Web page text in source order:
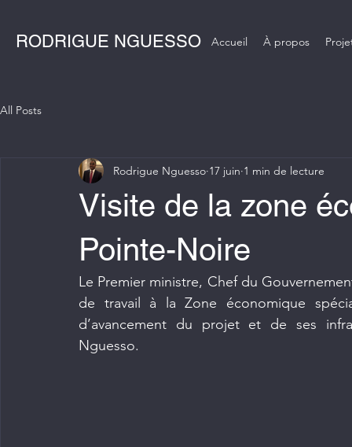
RODRIGUE NGUESSO Accueil À propos
All Posts
Visite de la zone
Pointe-Noire
Rodrigue Nguesso 17 juin 1 min de lecture
Le Premier ministre, Chef du
de travail à la Zone économique
d’avancement du projet et de ses
Nguesso.